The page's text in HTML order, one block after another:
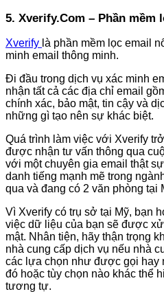
5. Xverify.Com – Phần mềm
Xverify là phần mềm lọc email
minh email thông minh.
Đi đầu trong dịch vụ xác minh
nhận tất cả các địa chỉ email
chính xác, bảo mật, tin cậy và
những gì tạo nên sự khác biệt.
Quá trình làm việc với Xverify
được nhận tư vấn thông qua
với một chuyên gia email thật
danh tiếng mạnh mẽ trong
qua và đang có 2 văn phòng tại
Vì Xverify có trụ sở tại Mỹ, bạn
việc dữ liệu của bạn sẽ được
mật. Nhân tiện, hãy thận trọng
nhà cung cấp dịch vụ nếu nhà
các lựa chọn như được gọi hay
đó hoặc tùy chọn nào khác thể
tương tự.